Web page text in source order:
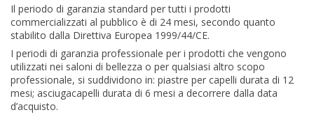
Il periodo di garanzia standard per tutti i prodotti
commercializzati al pubblico è di 24 mesi, secondo quanto
stabilito dalla Direttiva Europea 1999/44/CE.
I periodi di garanzia professionale per i prodotti che vengono
utilizzati nei saloni di bellezza o per qualsiasi altro scopo
professionale, si suddividono in: piastre per capelli durata di 12
mesi; asciugacapelli durata di 6 mesi a decorrere dalla data
d’acquisto.